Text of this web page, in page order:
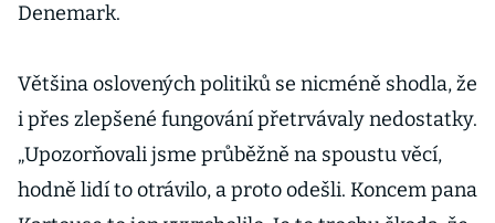
Denemark.
Většina oslovených politiků se nicméně shodla, že
i přes zlepšené fungování přetrvávaly nedostatky.
„Upozorňovali jsme průběžně na spoustu věcí,
hodně lidí to otrávilo, a proto odešli. Koncem pana